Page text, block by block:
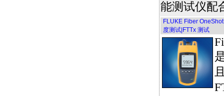
能测试仪配
FLUKE Fiber
度测试|FTTx 测试